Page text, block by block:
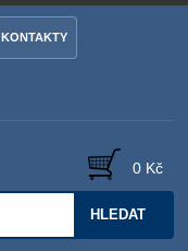
KONTAKTY
HLEDAT
0 Kč